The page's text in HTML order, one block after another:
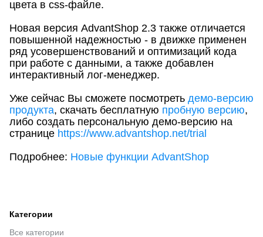
Категории
Все категории
цвета в css-файле.
Новая версия AdvantShop 2.3 также отличается
повышенной надежностью - в движке применен
ряд усовершенствований и оптимизаций кода
при работе с данными, а также добавлен
интерактивный лог-менеджер.
Уже сейчас Вы сможете посмотреть демо-версию
продукта, скачать бесплатную пробную версию,
либо создать персональную демо-версию на
странице https://www.advantshop.net/trial
Подробнее: Новые функции AdvantShop